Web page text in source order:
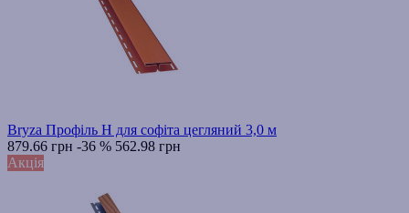
Bryza Профіль H для софіта цегляний 3,0 м
879.66 грн -36 % 562.98 грн
Акція